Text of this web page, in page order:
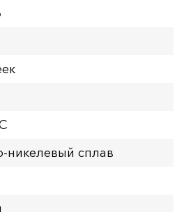
сплав